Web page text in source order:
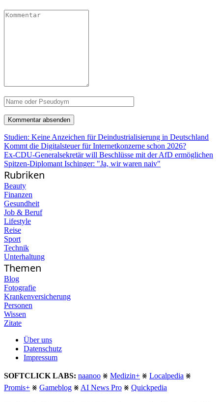
Studien: Keine Anzeichen für Deindustrialisierung in Deutschland
Kommt die Digitalsteuer für Internetkonzerne schon 2026?
Ex-CDU-Generalsekretär will Beschlüsse mit der AfD ermöglichen
Spitzen-Diplomant Ischinger: "Ja, wir waren naiv"
Rubriken
Beauty
Finanzen
Gesundheit
Job & Beruf
Lifestyle
Reise
Sport
Technik
Unterhaltung
Themen
Blog
Fotografie
Krankenversicherung
Personen
Wissen
Zitate
Über uns
Datenschutz
Impressum
SOFTCLICK LABS: naanoo ⨳ Medizin+ ⨳ Localpedia ⨳
Promis+ ⨳ Gameblog ⨳ AI News Pro ⨳ Quickpedia